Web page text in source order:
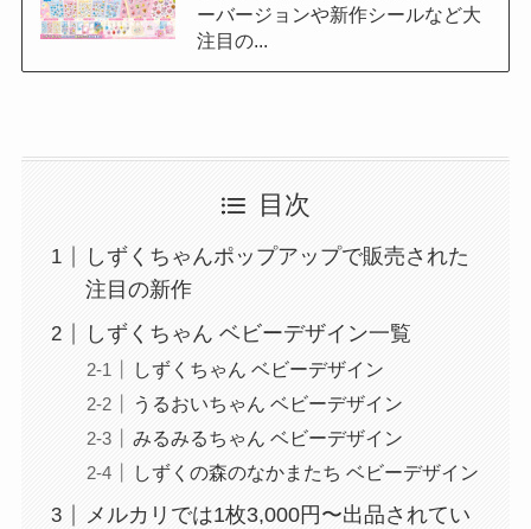
ーバージョンや新作シールなど大
注目の...
目次
しずくちゃんポップアップで販売された
注目の新作
しずくちゃん ベビーデザイン一覧
しずくちゃん ベビーデザイン
うるおいちゃん ベビーデザイン
みるみるちゃん ベビーデザイン
しずくの森のなかまたち ベビーデザイン
メルカリでは1枚3,000円〜出品されてい